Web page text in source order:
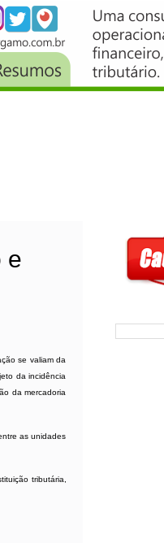
e
se valiam da
da incidência
da mercadoria
as unidades
tributária,